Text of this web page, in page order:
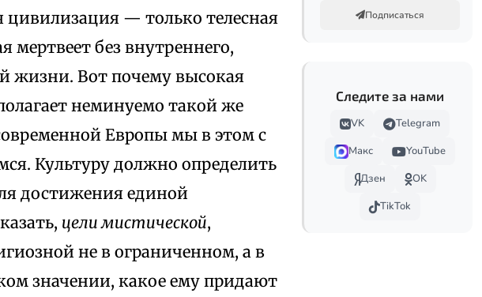
— только телесная
мертвеет без внутреннего,
жизни. Вот почему высокая
неминуемо такой же
Европы мы в этом с
Культуру должно определить
достижения единой
цели мистической,
не в ограниченном, а в
значении, какое ему придают
Подписаться
Следите за нами
VK
Telegram
Макс
YouTube
Дзен
OK
TikTok